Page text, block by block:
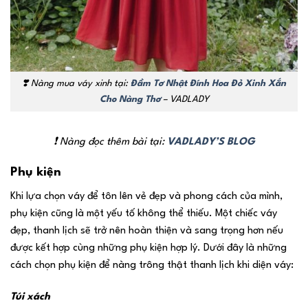
❣️Nàng mua váy xinh tại: Đầm Tơ Nhật Đính Hoa Đỏ Xinh Xắn
Cho Nàng Thơ – VADLADY
❗ Nàng đọc thêm bài tại: VADLADY’S BLOG
Phụ kiện
Khi lựa chọn váy để tôn lên vẻ đẹp và phong cách của mình,
phụ kiện cũng là một yếu tố không thể thiếu. Một chiếc váy
đẹp, thanh lịch sẽ trở nên hoàn thiện và sang trọng hơn nếu
được kết hợp cùng những phụ kiện hợp lý. Dưới đây là những
cách chọn phụ kiện để nàng trông thật thanh lịch khi diện váy:
Túi xách